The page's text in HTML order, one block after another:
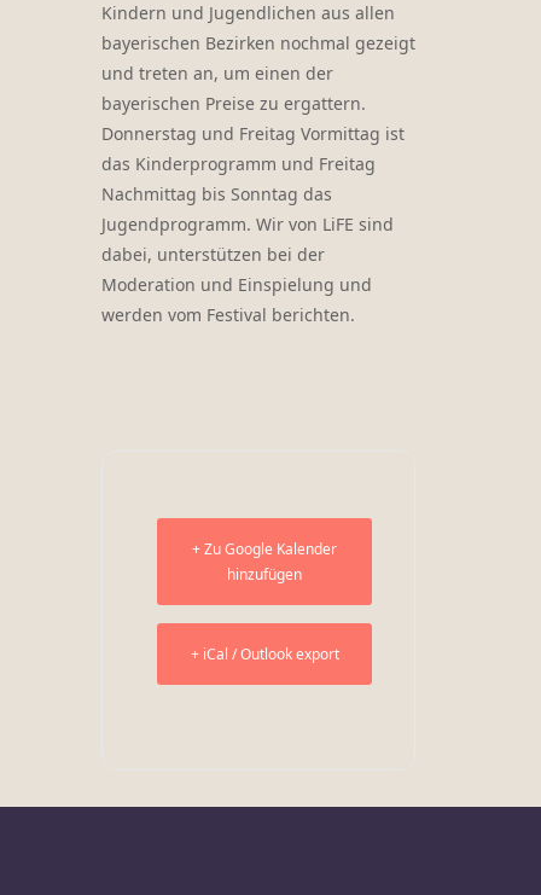
Kindern und Jugendlichen aus allen
bayerischen Bezirken nochmal gezeigt
und treten an, um einen der
bayerischen Preise zu ergattern.
Donnerstag und Freitag Vormittag ist
das Kinderprogramm und Freitag
Nachmittag bis Sonntag das
Jugendprogramm. Wir von LiFE sind
dabei, unterstützen bei der
Moderation und Einspielung und
werden vom Festival berichten.
+ Zu Google Kalender
hinzufügen
+ iCal / Outlook export